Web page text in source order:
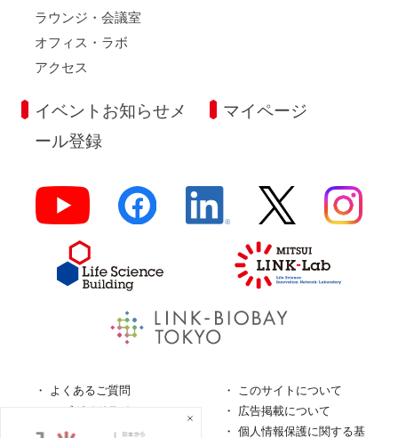
ラウンジ・会議室
オフィス・ラボ
アクセス
イベントお知らせメ
ール登録
マイページ
よくあるご質問
このサイトについて
ロゴガイドライン
広告掲載について
特定商取引法に基づく表
個人情報保護に関する基